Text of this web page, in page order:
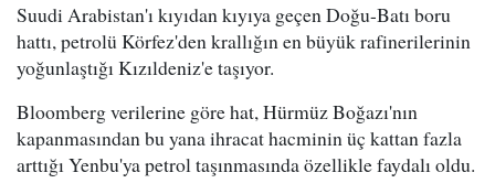
Suudi Arabistan'ı kıyıdan kıyıya geçen Doğu-Batı boru
hattı, petrolü Körfez'den krallığın en büyük rafinerilerinin
yoğunlaştığı Kızıldeniz'e taşıyor.
Bloomberg verilerine göre hat, Hürmüz Boğazı'nın
kapanmasından bu yana ihracat hacminin üç kattan fazla
arttığı Yenbu'ya petrol taşınmasında özellikle faydalı oldu.